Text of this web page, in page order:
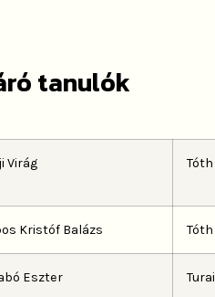
tanulók
Virág
Kristóf Balázs
Eszter